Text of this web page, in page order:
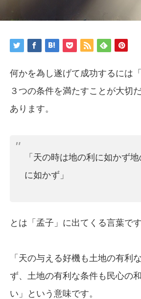
何かを為し遂げて成功するには
３つの条件を満たすことが大切
あります。
「天の時は地の利に如かず
に如かず」
とは「孟子」に出てくる言葉です
「天の与える好機も土地の有利
ず、土地の有利な条件も民心の
い」という意味です。